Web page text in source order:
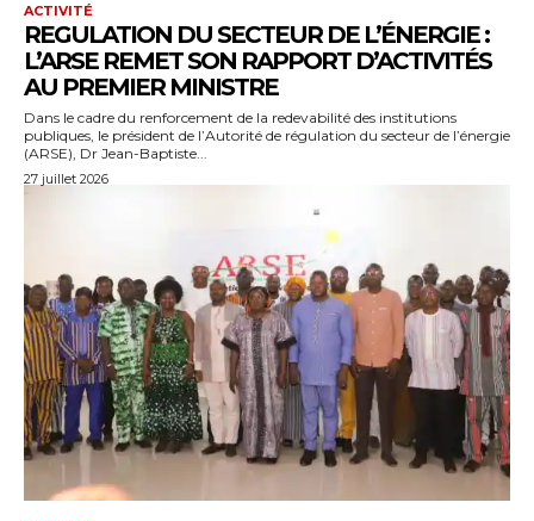
ACTIVITÉ
REGULATION DU SECTEUR DE L’ÉNERGIE :
L’ARSE REMET SON RAPPORT D’ACTIVITÉS
AU PREMIER MINISTRE
Dans le cadre du renforcement de la redevabilité des institutions
publiques, le président de l’Autorité de régulation du secteur de l’énergie
(ARSE), Dr Jean-Baptiste...
27 juillet 2026